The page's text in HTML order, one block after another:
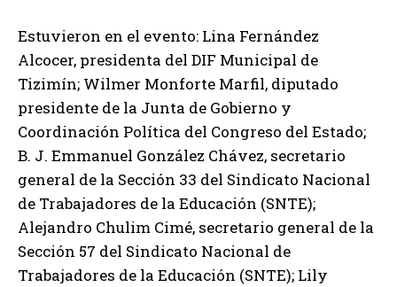
Estuvieron en el evento: Lina Fernández
Alcocer, presidenta del DIF Municipal de
Tizimín; Wilmer Monforte Marfil, diputado
presidente de la Junta de Gobierno y
Coordinación Política del Congreso del Estado;
B. J. Emmanuel González Chávez, secretario
general de la Sección 33 del Sindicato Nacional
de Trabajadores de la Educación (SNTE);
Alejandro Chulim Cimé, secretario general de la
Sección 57 del Sindicato Nacional de
Trabajadores de la Educación (SNTE); Lily